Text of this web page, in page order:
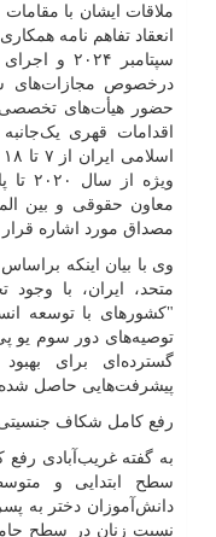
ملاقات ایشان با مقامات
انعقاد تفاهم نامه
درخصوص مجازات‌های
حضور هیأت‌های تخصصی
اقدامات قهری
معاون حقوقی و بین
مصداق مورد اشاره قرار
وی با بیان اینکه
متحد، ایران، با وجود
"کشور‌های با توسعه
توصیه‌های دور سوم یو
گسترده‌ای برای
پیشرفت‌هایی حاصل
رفع کامل شکاف
به گفته غریب‌آبادی
سطح ابتدایی و